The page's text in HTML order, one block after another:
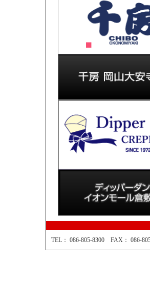
TEL： 086-805-8300 FAX： 086-